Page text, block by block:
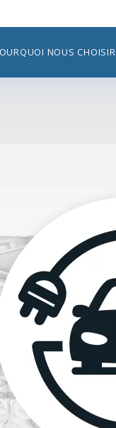
NOUS CHOISIR